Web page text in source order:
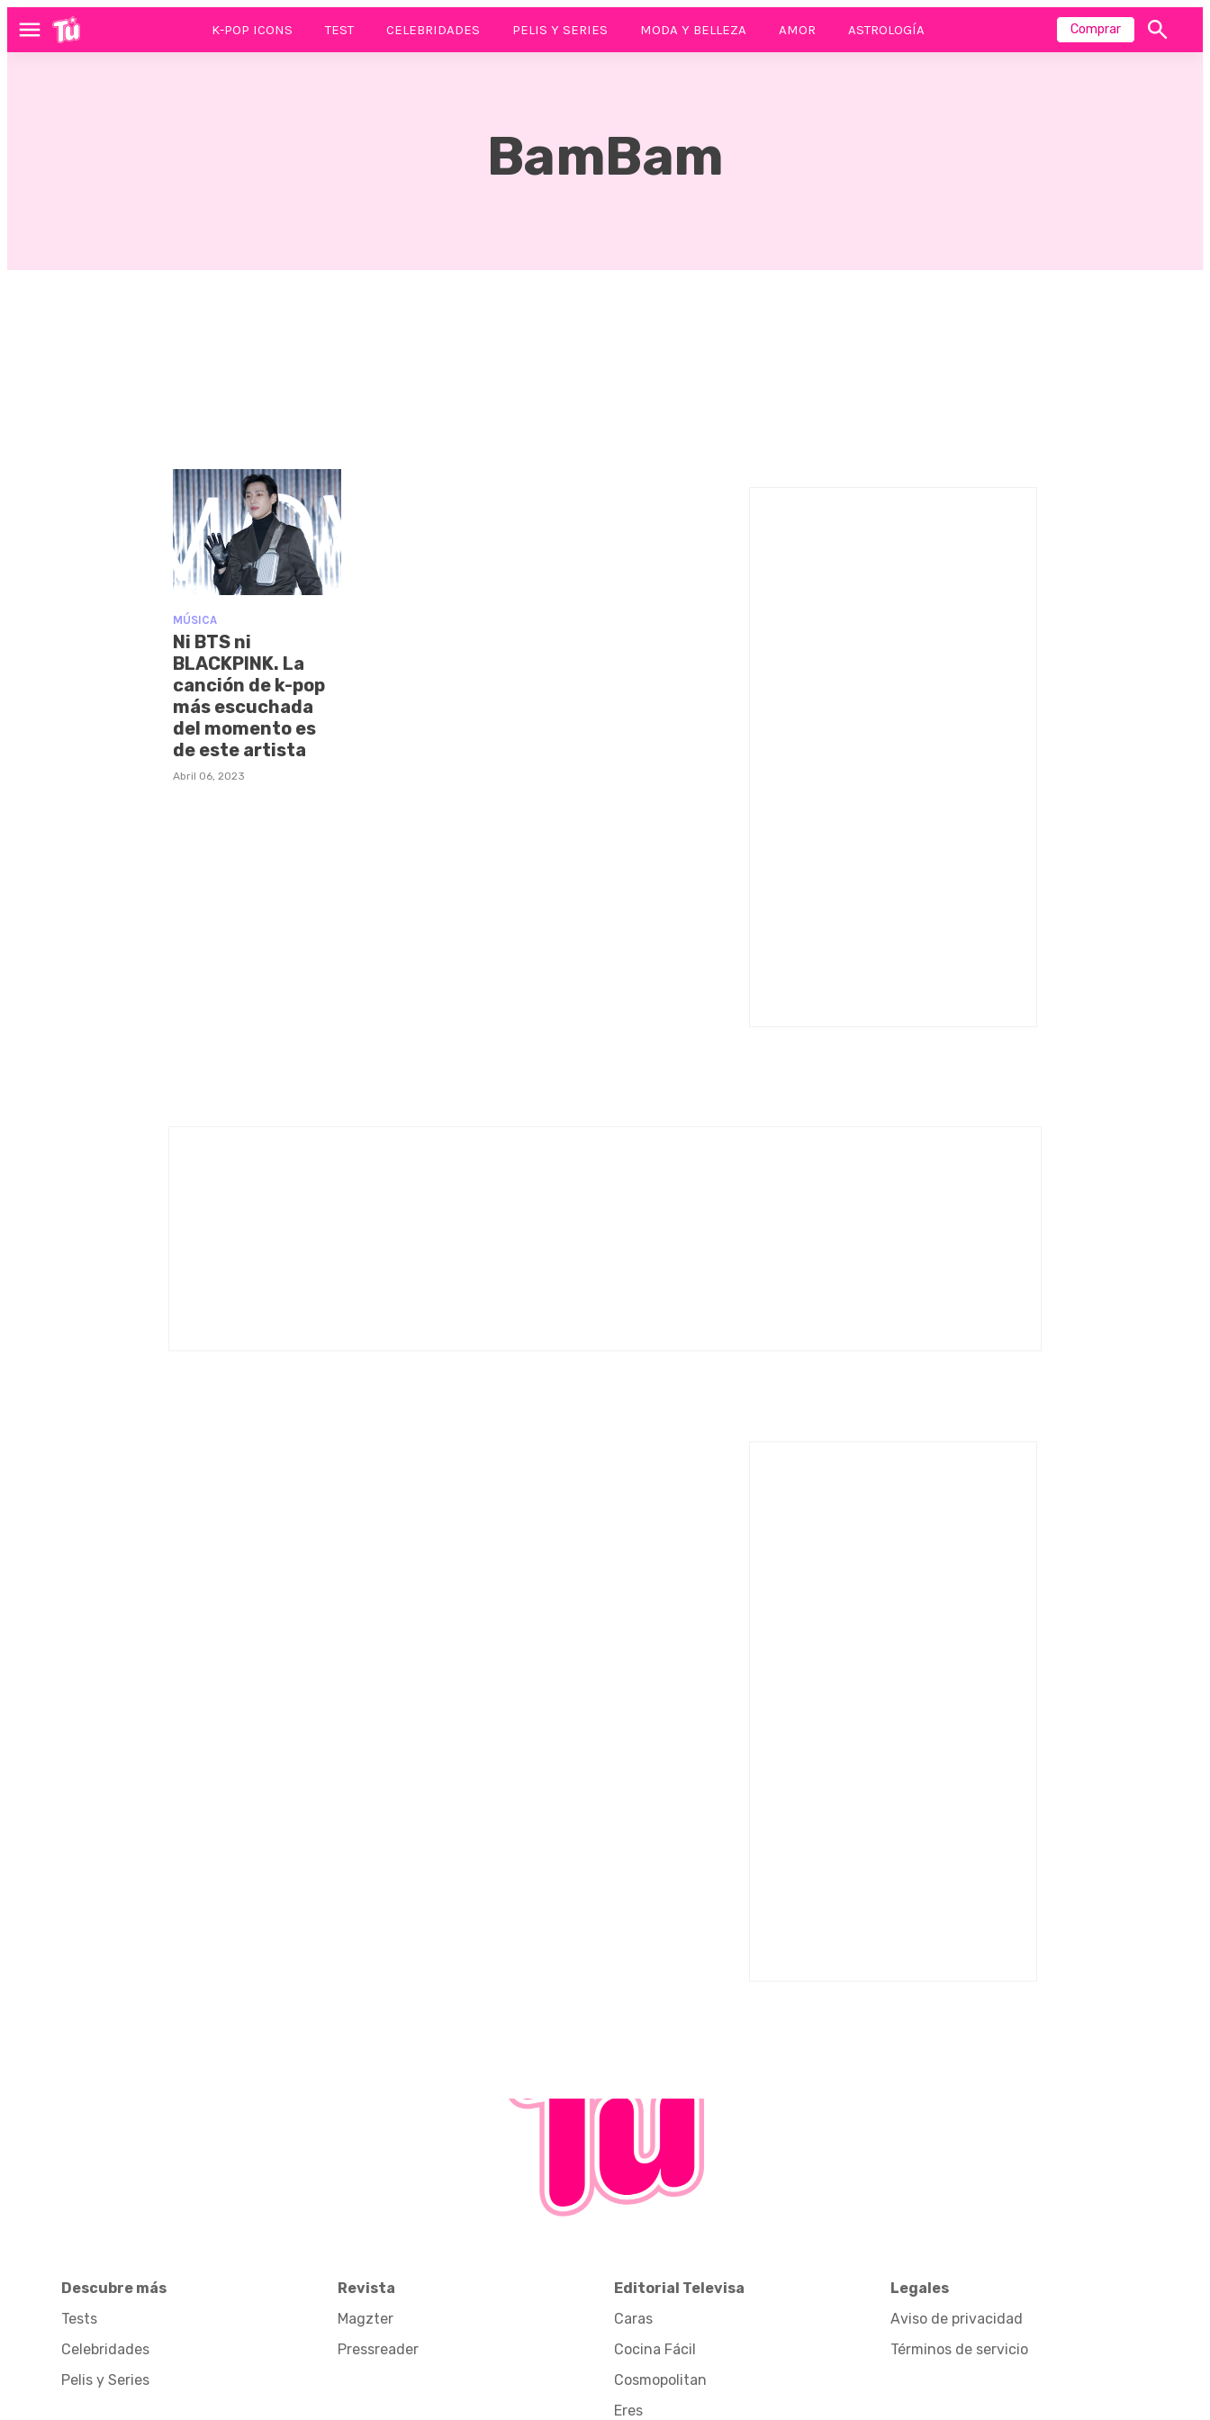
Menú K-POP ICONS TEST CELEBRIDADES PELIS Y SERIES MODA Y BELLEZA AMOR ASTROLOGÍA Comprar
Mostrar
BamBam
MÚSICA
Ni BTS ni
BLACKPINK. La
canción de k-pop
más escuchada
del momento es
de este artista
Abril 06, 2023
Descubre más
Tests
Celebridades
Pelis y Series
Revista
Magzter
Pressreader
Editorial Televisa
Caras
Cocina Fácil
Cosmopolitan
Eres
Legales
Aviso de privacidad
Términos de servicio